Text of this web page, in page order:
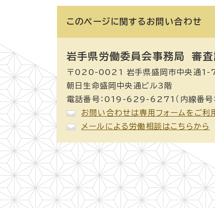
このページに関する お問い合わせ
岩手県労働委員会事務局 審査
〒020-0021 岩手県盛岡市中央通
朝日生命盛岡中央通ビル3階
電話番号：019-629-6271（内線番
お問い合わせは専用フォームをご利
メールによる労働相談はこちらから